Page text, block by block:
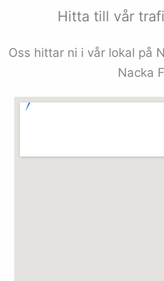
Hitta till vår
Oss hittar ni i vår lokal på
Nacka